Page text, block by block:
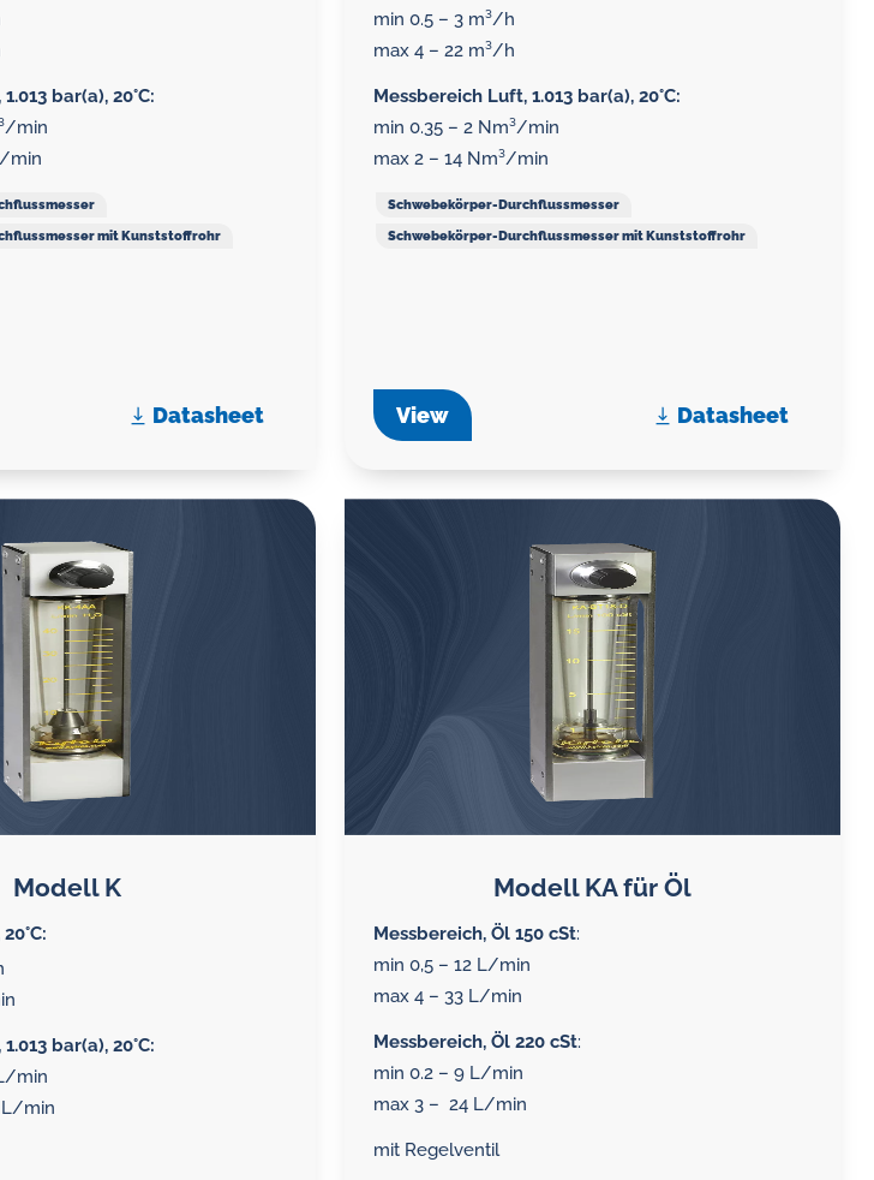
bar(a), 20°C:
min
min
mit Kunststoffrohr
Datasheet
min 0.5 – 3 m³/h
max 4 – 22 m³/h
Messbereich Luft, 1.013 bar(a), 20°C:
min 0.35 – 2 Nm³/min
max 2 – 14 Nm³/min
Schwebekörper-Durchflussmesser
Schwebekörper-Durchflussmesser mit Kunststoffrohr
View Datasheet
Modell K
20°C:
bar(a), 20°C:
min
min
Modell KA für Öl
Messbereich, Öl 150 cSt:
min 0,5 – 12 L/min
max 4 – 33 L/min
Messbereich, Öl 220 cSt:
min 0.2 – 9 L/min
max 3 – 24 L/min
mit Regelventil